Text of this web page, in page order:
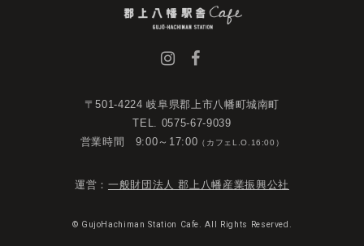
〒501-4224 岐阜県郡上市八幡町城南町
TEL. 0575-67-9039
営業時間 9:00～17:00 （カフェL.O.16:00）
運営： 一般財団法人 郡上八幡産業振興公社
© GujoHachiman Station Cafe. All Rights Reserved.